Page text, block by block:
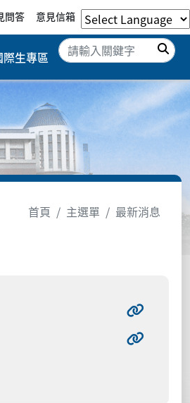
問答 意見信箱
際生專區
搜尋
首頁
主選單 最新消息